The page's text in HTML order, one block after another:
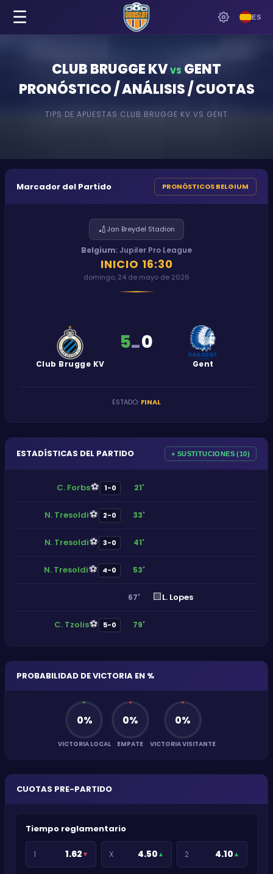
ES
☰
CLUB BRUGGE KV VS GENT
PRONÓSTICO / ANÁLISIS / CUOTAS
TIPS DE APUESTAS CLUB BRUGGE KV VS GENT
Marcador del Partido PRONÓSTICOS BELGIUM
🏏Jan Breydel Stadion
Belgium:Jupiler Pro League
INICIO 16:30
domingo, 24 de mayo de 2026
Club Brugge KV
5-0
Gent
ESTADO: FINAL
ESTADÍSTICAS DEL PARTIDO + SUSTITUCIONES (10)
C. Forbs⚽ 1-0 21'
N. Tresoldi⚽ 2-0 33'
N. Tresoldi⚽ 3-0 41'
N. Tresoldi⚽ 4-0 53'
67' 🟨L. Lopes
C. Tzolis⚽ 5-0 79'
PROBABILIDAD DE VICTORIA EN %
0%
VICTORIA LOCAL
0%
EMPATE
0%
VICTORIA VISITANTE
CUOTAS PRE-PARTIDO
Tiempo reglamentario
1 1.62 ▼ X 4.50 ▲ 2 4.10 ▲